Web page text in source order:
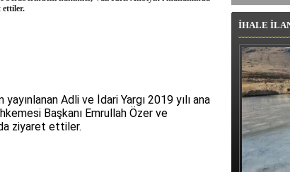
aldı
mücadelesi start aldı
Keskin'i ziyaret etti
geçirildi
sevgi seli
ettiler.
Adli ve İdari Yargı 2019 yılı ana
Başkanı Emrullah Özer ve
ziyaret ettiler.
İHALE